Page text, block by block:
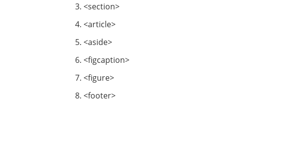
<section>
<article>
<aside>
<figcaption>
<figure>
<footer>